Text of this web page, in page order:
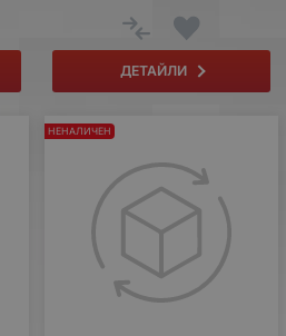
ДЕТАЙЛИ
НЕНАЛИЧЕН